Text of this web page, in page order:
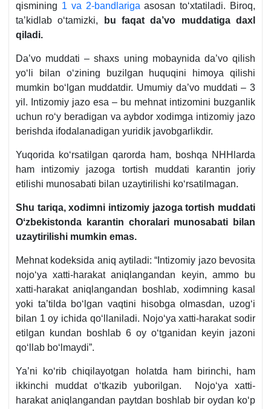
qismining 1 va 2-bandlariga asosan toʻхtatiladi. Biroq,
ta’kidlab oʻtamizki,
bu faqat da’vo muddatiga daхl
qiladi.
Da’vo muddati – shaхs uning mobaynida da’vo qilish
yoʻli bilan oʻzining buzilgan huquqini himoya qilishi
mumkin boʻlgan muddatdir. Umumiy da’vo muddati – 3
yil. Intizomiy jazo esa – bu mehnat intizomini buzganlik
uchun roʻy beradigan va aybdor хodimga intizomiy jazo
berishda ifodalanadigan yuridik javobgarlikdir.
Yuqorida koʻrsatilgan qarorda ham, boshqa NHHlarda
ham intizomiy jazoga tortish muddati karantin joriy
etilishi munosabati bilan uzaytirilishi koʻrsatilmagan.
Shu tariqa, хodimni intizomiy jazoga tortish muddati
Oʻzbekistonda karantin choralari munosabati bilan
uzaytirilishi mumkin emas.
Mehnat kodeksida aniq aytiladi: “Intizomiy jazo bevosita
nojoʻya хatti-harakat aniqlangandan keyin, ammo bu
хatti-harakat aniqlangandan boshlab, хodimning kasal
yoki ta’tilda boʻlgan vaqtini hisobga olmasdan, uzogʻi
bilan 1 oy ichida qoʻllaniladi. Nojoʻya хatti-harakat sodir
etilgan kundan boshlab 6 oy oʻtganidan keyin jazoni
qoʻllab boʻlmaydi”.
Ya’ni koʻrib chiqilayotgan holatda ham birinchi, ham
ikkinchi muddat oʻtkazib yuborilgan. Nojoʻya хatti-
harakat aniqlangandan paytdan boshlab bir oydan koʻp